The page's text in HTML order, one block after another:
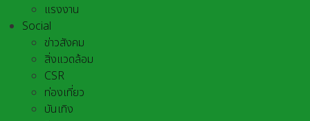
แรงงาน
Social
ข่าวสังคม
สิ่งแวดล้อม
CSR
ท่องเที่ยว
บันเทิง